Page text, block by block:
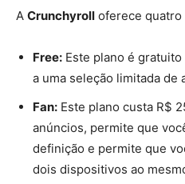
A Crunchyroll oferece quatro
Free: Este plano é
a uma seleção limitada de
Fan: Este plano custa R$
anúncios, permite que
definição e permite que
dois dispositivos ao